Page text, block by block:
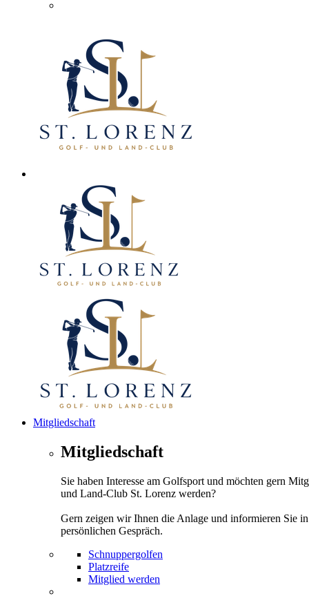
Mitgliedschaft
Mitgliedschaft
Sie haben Interesse am Golfsport und möchten gern
und Land-Club St. Lorenz werden?
Gern zeigen wir Ihnen die Anlage und informieren Sie
persönlichen Gespräch.
Schnuppergolfen
Platzreife
Mitglied werden